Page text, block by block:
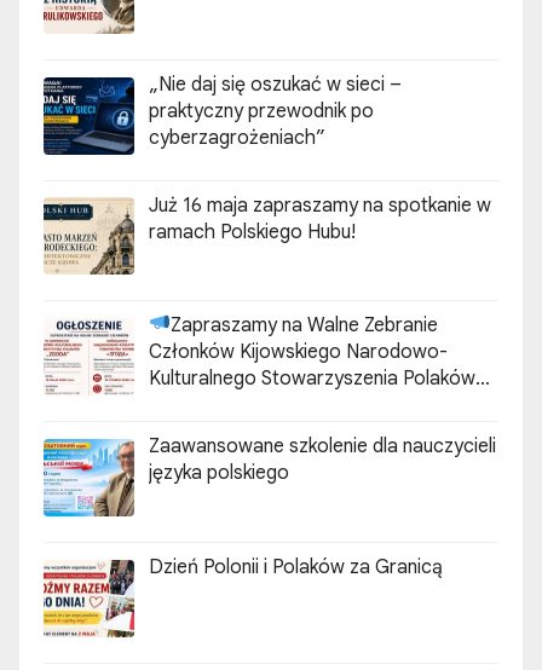
„Nie daj się oszukać w sieci –
praktyczny przewodnik po
cyberzagrożeniach”
Już 16 maja zapraszamy na spotkanie w
ramach Polskiego Hubu!
Zapraszamy na Walne Zebranie
Członków Kijowskiego Narodowo-
Kulturalnego Stowarzyszenia Polaków
Zaawansowane szkolenie dla nauczycieli
języka polskiego
Dzień Polonii i Polaków za Granicą